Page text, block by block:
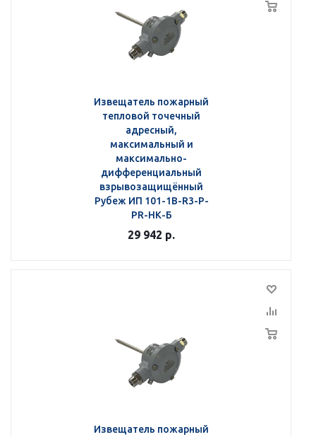
Извещатель пожарный
тепловой точечный
адресный,
максимальный и
максимально-
дифференциальный
взрывозащищённый
Рубеж ИП 101-1В-R3-Р-
РR-НК-Б
29 942 р.
Извещатель пожарный